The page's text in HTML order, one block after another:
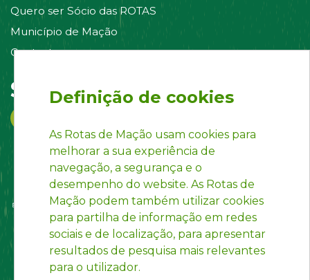
Quero ser Sócio das ROTAS
Município de Mação
Contacte-nos
Siga-nos em:
Definição de cookies
As Rotas de Mação usam cookies para
melhorar a sua experiência de
navegação, a segurança e o
desempenho do website. As Rotas de
Mação podem também utilizar cookies
para partilha de informação em redes
sociais e de localização, para apresentar
resultados de pesquisa mais relevantes
para o utilizador.